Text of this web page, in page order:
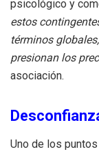
psicológico y
estos
términos
presionan los
asociación.
Uno de los